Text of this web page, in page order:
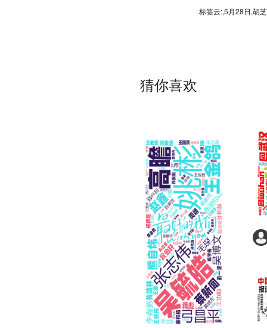
标签云:,5月28日,胡
猜你喜欢